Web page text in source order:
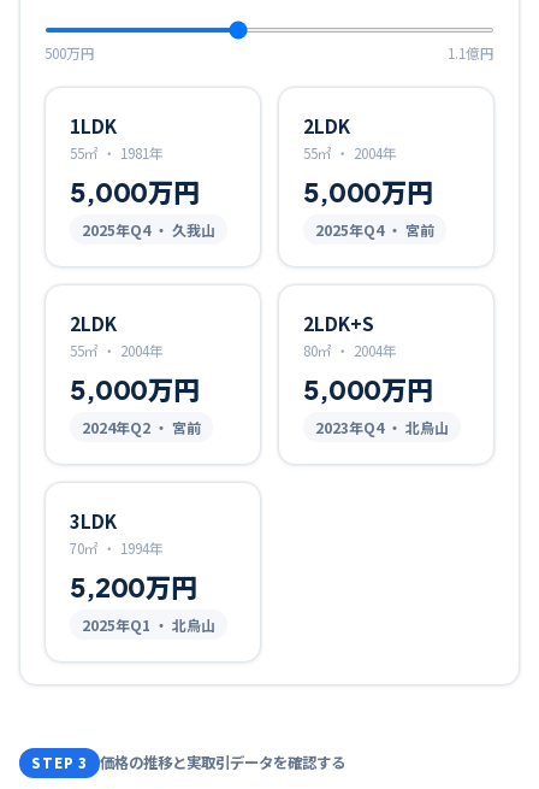
500万円 1.1億円
1LDK
55㎡ ・ 1981年
5,000万円
2025年Q4・ 久我山
2LDK
55㎡ ・ 2004年
5,000万円
2025年Q4・ 宮前
2LDK
55㎡ ・ 2004年
5,000万円
2024年Q2 ・ 宮前
2LDK+S
80㎡ ・ 2004年
5,000万円
2023年Q4・ 北烏山
3LDK
70㎡ ・ 1994年
5,200万円
2025年Q1 ・ 北烏山
STEP 3 価格の推移と実取引データを確認する